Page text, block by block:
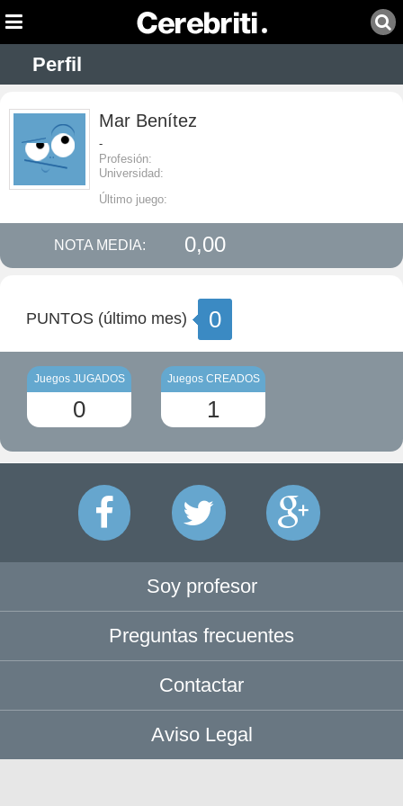
Perfil
Mar Benítez
-
Profesión:
Universidad:
Último juego:
NOTA MEDIA: 0,00
PUNTOS (último mes) 0
Juegos JUGADOS
0
Juegos CREADOS
1
Soy profesor
Preguntas frecuentes
Contactar
Aviso Legal